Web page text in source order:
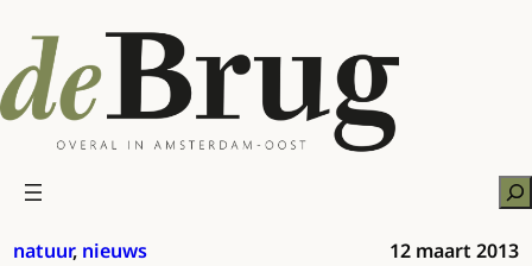
naar
de
inhoud
natuur, nieuws 12 maart 2013